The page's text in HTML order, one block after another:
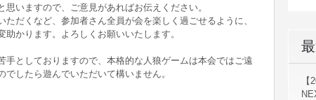
いますので、ご意見があればお伝えください。
だくなど、参加者さん全員が会を楽しく過ごせるように、
かります。よろしくお願いいたします。
手としておりますので、本格的な人狼ゲームは本会ではご遠
したら遊んでいただいて構いません。